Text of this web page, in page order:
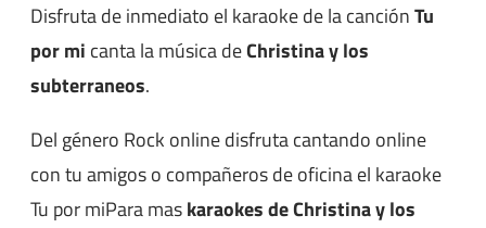
Disfruta de inmediato el karaoke de la canciónTu
por mi canta la música deChristina y los
subterraneos.
Del género Rock online disfruta cantando online
con tu amigos o compañeros de oficina el karaoke
Tu por miPara maskaraokes de Christina y los